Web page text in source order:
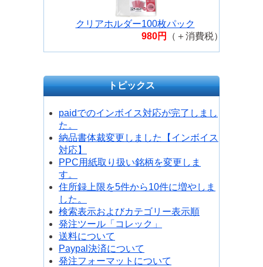
クリアホルダー100枚パック
980円
（＋消費税）
トピックス
paidでのインボイス対応が完了しまし
た。
納品書体裁変更しました【インボイス
対応】
PPC用紙取り扱い銘柄を変更しま
す。
住所録上限を5件から10件に増やしま
した。
検索表示およびカテゴリー表示順
発注ツール「コレック」
送料について
Paypal決済について
発注フォーマットについて